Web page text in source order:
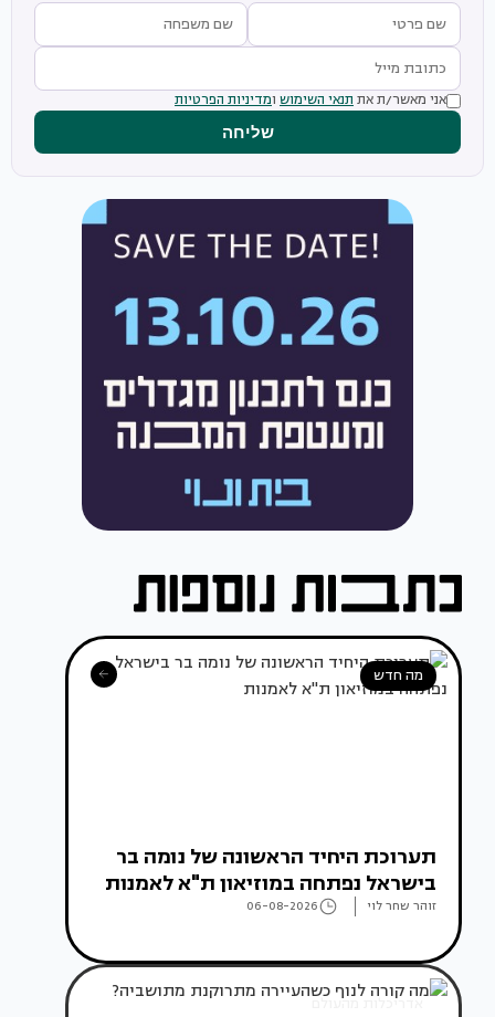
אני מאשר/ת את תנאי השימוש ומדיניות הפרטיות
שליחה
מה חדש
תערוכת היחיד הראשונה של נומה בר
בישראל נפתחה במוזיאון ת"א לאמנות
זוהר שחר לוי 06-08-2026
אדריכלות מהעולם